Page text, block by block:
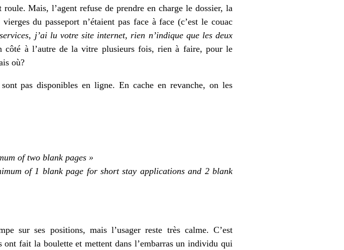
Mais, l’agent refuse de prendre en charge le dossier, la
du passeport n’étaient pas face à face (c’est le couac
j’ai lu votre site internet, rien n’indique que les deux
côté à l’autre de la vitre plusieurs fois, rien à faire, pour le
où?
pas disponibles en ligne. En cache en revanche, on les
of two blank pages »
of 1 blank page for short stay applications and 2 blank
sur ses positions, mais l’usager reste très calme. C’est
fait la boulette et mettent dans l’embarras un individu qui